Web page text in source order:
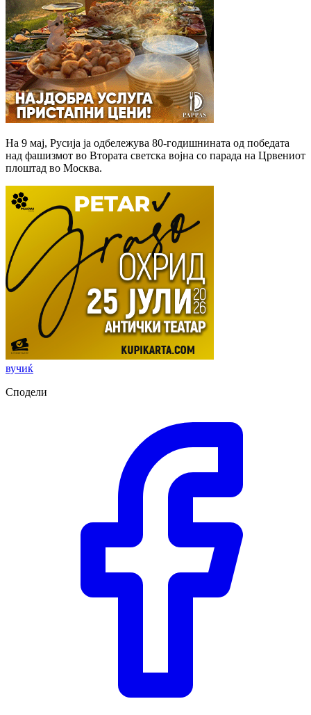
На 9 мај, Русија ја одбележува 80-годишнината од победата
над фашизмот во Втората светска војна со парада на Црвениот
плоштад во Москва.
вучиќ
Сподели